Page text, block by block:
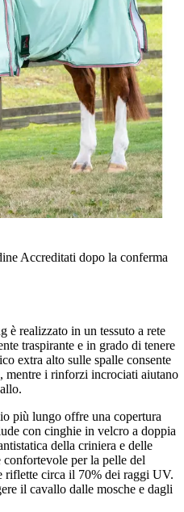
Accreditati dopo la conferma
realizzato in un tessuto a rete
traspirante e in grado di tenere
extra alto sulle spalle consente
mentre i rinforzi incrociati aiutano
più lungo offre una copertura
con cinghie in velcro a doppia
della criniera e delle
confortevole per la pelle del
riflette circa il 70% dei raggi UV.
il cavallo dalle mosche e dagli